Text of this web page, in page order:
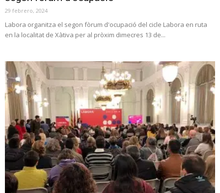
29 febrero, 2024
Labora organitza el segon fòrum d'ocupació del cicle Labora en ruta
en la localitat de Xàtiva per al pròxim dimecres 13 de...